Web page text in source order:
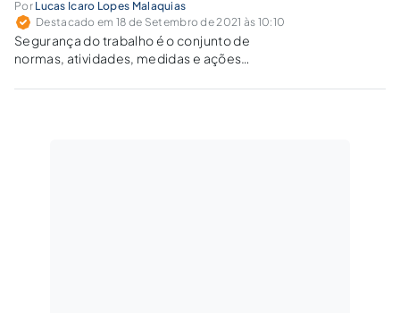
Por Lucas Icaro Lopes Malaquias
Destacado em 18 de Setembro de 2021 às 10:10
Segurança do trabalho é o conjunto de
normas, atividades, medidas e ações
garantir a segurança dos ambientes e campos